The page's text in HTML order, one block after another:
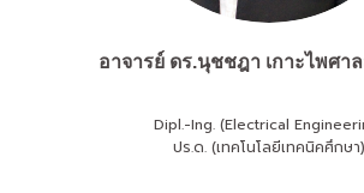
อาจารย์ ดร.นุชชฎา เกาะไพศา
Dipl.-Ing. (Electrical
ปร.ด. (เทคโนโลยีเทคนิคศึกษา)